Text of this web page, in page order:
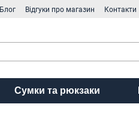
Блог Відгуки про магазин Контакти
Сумки та рюкзаки